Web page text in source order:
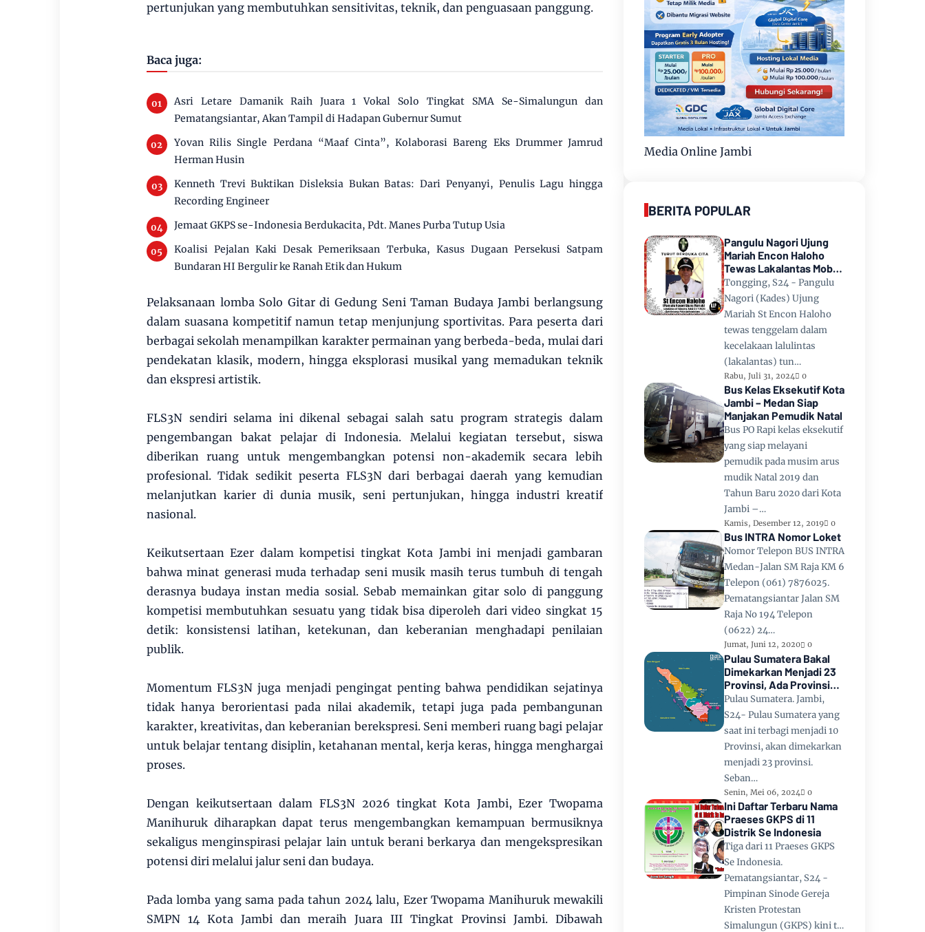
pertunjukan yang membutuhkan sensitivitas, teknik, dan penguasaan panggung.
Baca juga:
Asri Letare Damanik Raih Juara 1 Vokal Solo Tingkat SMA Se-Simalungun dan
Pematangsiantar, Akan Tampil di Hadapan Gubernur Sumut
Yovan Rilis Single Perdana “Maaf Cinta”, Kolaborasi Bareng Eks Drummer Jamrud
Herman Husin
Kenneth Trevi Buktikan Disleksia Bukan Batas: Dari Penyanyi, Penulis Lagu hingga
Recording Engineer
Jemaat GKPS se-Indonesia Berdukacita, Pdt. Manes Purba Tutup Usia
Koalisi Pejalan Kaki Desak Pemeriksaan Terbuka, Kasus Dugaan Persekusi Satpam
Bundaran HI Bergulir ke Ranah Etik dan Hukum
Pelaksanaan lomba Solo Gitar di Gedung Seni Taman Budaya Jambi berlangsung
dalam suasana kompetitif namun tetap menjunjung sportivitas. Para peserta dari
berbagai sekolah menampilkan karakter permainan yang berbeda-beda, mulai dari
pendekatan klasik, modern, hingga eksplorasi musikal yang memadukan teknik
dan ekspresi artistik.
FLS3N sendiri selama ini dikenal sebagai salah satu program strategis dalam
pengembangan bakat pelajar di Indonesia. Melalui kegiatan tersebut, siswa
diberikan ruang untuk mengembangkan potensi non-akademik secara lebih
profesional. Tidak sedikit peserta FLS3N dari berbagai daerah yang kemudian
melanjutkan karier di dunia musik, seni pertunjukan, hingga industri kreatif
nasional.
Keikutsertaan Ezer dalam kompetisi tingkat Kota Jambi ini menjadi gambaran
bahwa minat generasi muda terhadap seni musik masih terus tumbuh di tengah
derasnya budaya instan media sosial. Sebab memainkan gitar solo di panggung
kompetisi membutuhkan sesuatu yang tidak bisa diperoleh dari video singkat 15
detik: konsistensi latihan, ketekunan, dan keberanian menghadapi penilaian
publik.
Momentum FLS3N juga menjadi pengingat penting bahwa pendidikan sejatinya
tidak hanya berorientasi pada nilai akademik, tetapi juga pada pembangunan
karakter, kreativitas, dan keberanian berekspresi. Seni memberi ruang bagi pelajar
untuk belajar tentang disiplin, ketahanan mental, kerja keras, hingga menghargai
proses.
Dengan keikutsertaan dalam FLS3N 2026 tingkat Kota Jambi, Ezer Twopama
Manihuruk diharapkan dapat terus mengembangkan kemampuan bermusiknya
sekaligus menginspirasi pelajar lain untuk berani berkarya dan mengekspresikan
potensi diri melalui jalur seni dan budaya.
Pada lomba yang sama pada tahun 2024 lalu, Ezer Twopama Manihuruk mewakili
SMPN 14 Kota Jambi dan meraih Juara III Tingkat Provinsi Jambi. Dibawah
Media Online Jambi
BERITA POPULAR
Pangulu Nagori Ujung
Mariah Encon Haloho
Tewas Lakalantas Mobil
Terjun ke Danau Toba di
Tongging
Tongging, S24 - Pangulu
Nagori (Kades) Ujung
Mariah St Encon Haloho
tewas tenggelam dalam
kecelakaan lalulintas
(lakalantas) tun…
Rabu, Juli 31, 2024 0
Bus Kelas Eksekutif Kota
Jambi – Medan Siap
Manjakan Pemudik Natal
Bus PO Rapi kelas eksekutif
yang siap melayani
pemudik pada musim arus
mudik Natal 2019 dan
Tahun Baru 2020 dari Kota
Jambi –…
Kamis, Desember 12, 2019 0
Bus INTRA Nomor Loket
Nomor Telepon BUS INTRA
Medan-Jalan SM Raja KM 6
Telepon (061) 7876025.
Pematangsiantar Jalan SM
Raja No 194 Telepon
(0622) 24…
Jumat, Juni 12, 2020 0
Pulau Sumatera Bakal
Dimekarkan Menjadi 23
Provinsi, Ada Provinsi
Toba Raya dan Provinsi
Tapanuli
Pulau Sumatera. Jambi,
S24- Pulau Sumatera yang
saat ini terbagi menjadi 10
Provinsi, akan dimekarkan
menjadi 23 provinsi.
Seban…
Senin, Mei 06, 2024 0
Ini Daftar Terbaru Nama
Praeses GKPS di 11
Distrik Se Indonesia
Tiga dari 11 Praeses GKPS
Se Indonesia.
Pematangsiantar, S24 -
Pimpinan Sinode Gereja
Kristen Protestan
Simalungun (GKPS) kini t…